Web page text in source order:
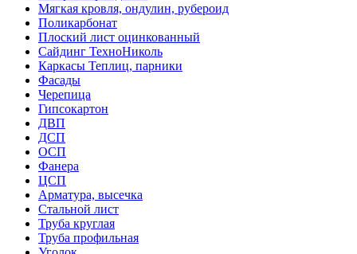
Мягкая кровля, ондулин, рубероид
Поликарбонат
Плоский лист оцинкованный
Сайдинг ТехноНиколь
Каркасы Теплиц, парники
Фасады
Черепица
Гипсокартон
ДВП
ДСП
ОСП
Фанера
ЦСП
Арматура, высечка
Стальной лист
Труба круглая
Труба профильная